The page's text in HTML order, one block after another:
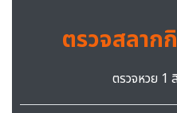
ตรวจสลาก
ตรวจหวย 1